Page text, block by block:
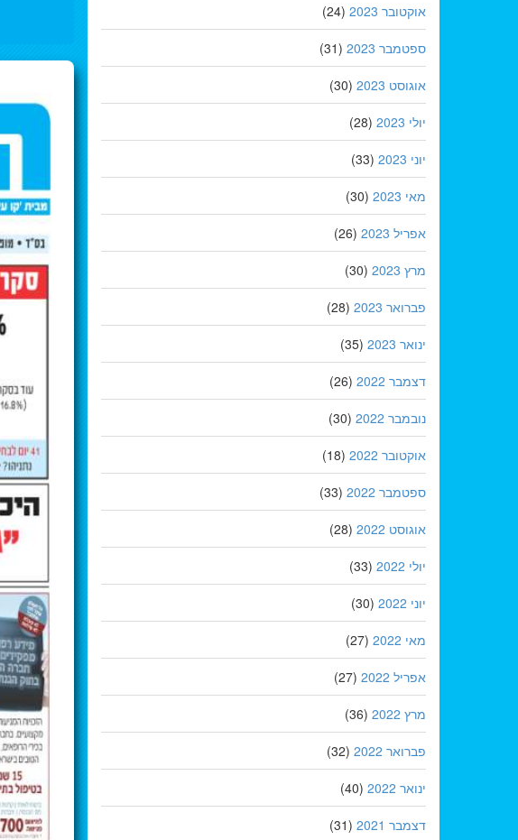
אוקטובר 2023 (24)
ספטמבר 2023 (31)
אוגוסט 2023 (30)
יולי 2023 (28)
יוני 2023 (33)
מאי 2023 (30)
אפריל 2023 (26)
מרץ 2023 (30)
פברואר 2023 (28)
ינואר 2023 (35)
דצמבר 2022 (26)
נובמבר 2022 (30)
אוקטובר 2022 (18)
ספטמבר 2022 (33)
אוגוסט 2022 (28)
יולי 2022 (33)
יוני 2022 (30)
מאי 2022 (27)
אפריל 2022 (27)
מרץ 2022 (36)
פברואר 2022 (32)
ינואר 2022 (40)
דצמבר 2021 (31)